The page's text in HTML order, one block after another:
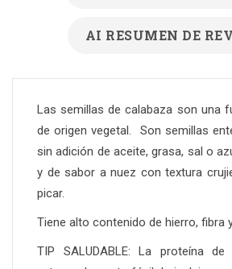
AI RESUMEN DE
Las semillas de calabaza son una
de origen vegetal. Son semillas
sin adición de aceite, grasa, sal o
y de sabor a nuez con textura
picar.
Tiene alto contenido de hierro, fibra
TIP SALUDABLE: La proteína